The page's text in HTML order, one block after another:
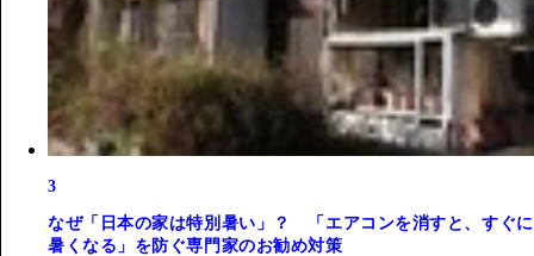
3
なぜ「日本の家は特別暑い」？ 「エアコンを消すと、すぐに
暑くなる」を防ぐ専門家のお勧め対策